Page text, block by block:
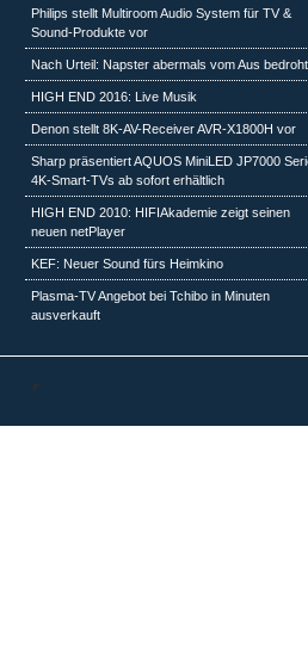
Philips stellt Multiroom Audio System für TV &
Sound-Produkte vor
Nach Urteil: Napster abermals vom Aus bedroht
HIGH END 2016: Live Musik
Denon stellt 8K-AV-Receiver AVR-X1800H vor
Sharp präsentiert AQUOS MiniLED JP7000
4K-Smart-TVs ab sofort erhältlich
HIGH END 2010: HIFIAkademie zeigt seinen
neuen netPlayer
KEF: Neuer Sound fürs Heimkino
Plasma-TV Angebot bei Tchibo in Minuten
ausverkauft